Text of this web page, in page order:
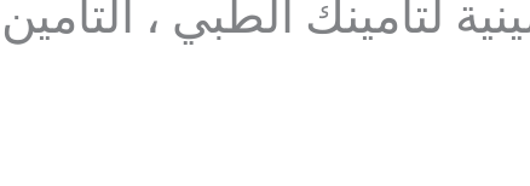
لتأمينك الطبي ،